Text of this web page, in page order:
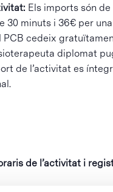
Els imports són
30 minuts i 36€ per
PCB cedeix
diplomat
de l’activitat es
de l’activitat i